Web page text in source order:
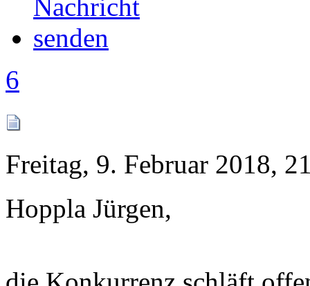
6
Freitag, 9. Februar 2018,
Hoppla Jürgen,